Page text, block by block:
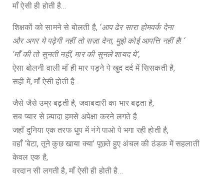
माँ ऐसी ही होती है…
शिक्षकों को सामने से बोलती है, ‘आप ढेर सारा होमवर्क देना
और अगर ये पढ़ेगी नहीं तो सज़ा देना, मुझे कोई आपत्ति नहीं है! ‘
‘माँ की तो सुनती नहीं, मार की सुनले शायद ये’,
ऐसा बोलनी वाली माँ ही मार पड़ने पे खुद दर्द में सिसकती है,
सही में, माँ ऐसी होती है…
जैसे जैसे उम्र बढ़ती है, जवाबदारी का भार बढ़ता है,
सब प्यार से ज़्यादा हमसे अपेक्षा करने लगते है.
जहाँ दुनिया एक तरफ धुप में नंगे पाओ पे भगा रही होती है,
वहाँ ‘बेटा, तूने कुछ खाया क्या’ पूछते हुए अंचल की ठंडक में सहलाती
केवल एक है,
वरदान सी लगती है, माँ ऐसी ही होती है…